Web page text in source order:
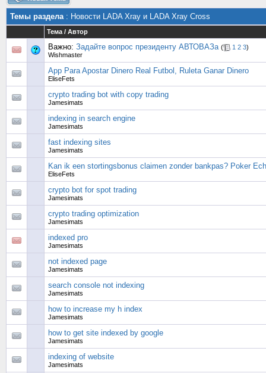
Темы раздела: Новости LADA Xray и LADA Xray Cross
Тема / Автор
Важно: Задайте вопрос президенту АВТОВАЗа ( 1 2 3)
Wishmaster
App Para Apostar Dinero Real Futbol, Ruleta Ganar Dinero
EliseFets
crypto trading bot with copy trading
Jamesimats
indexing in search engine
Jamesimats
fast indexing sites
Jamesimats
Kan ik een stortingsbonus claimen zonder bankpas? Poker
EliseFets
crypto bot for spot trading
Jamesimats
crypto trading optimization
Jamesimats
indexed pro
Jamesimats
not indexed page
Jamesimats
search console not indexing
Jamesimats
how to increase my h index
Jamesimats
how to get site indexed by google
Jamesimats
indexing of website
Jamesimats